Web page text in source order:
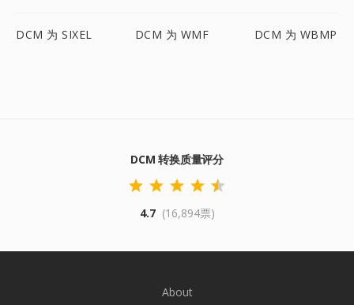
DCM 为 SIXEL DCM 为 WMF DCM 为 WBMP
DCM 转换质量评分
4.7 (16,894票)
About